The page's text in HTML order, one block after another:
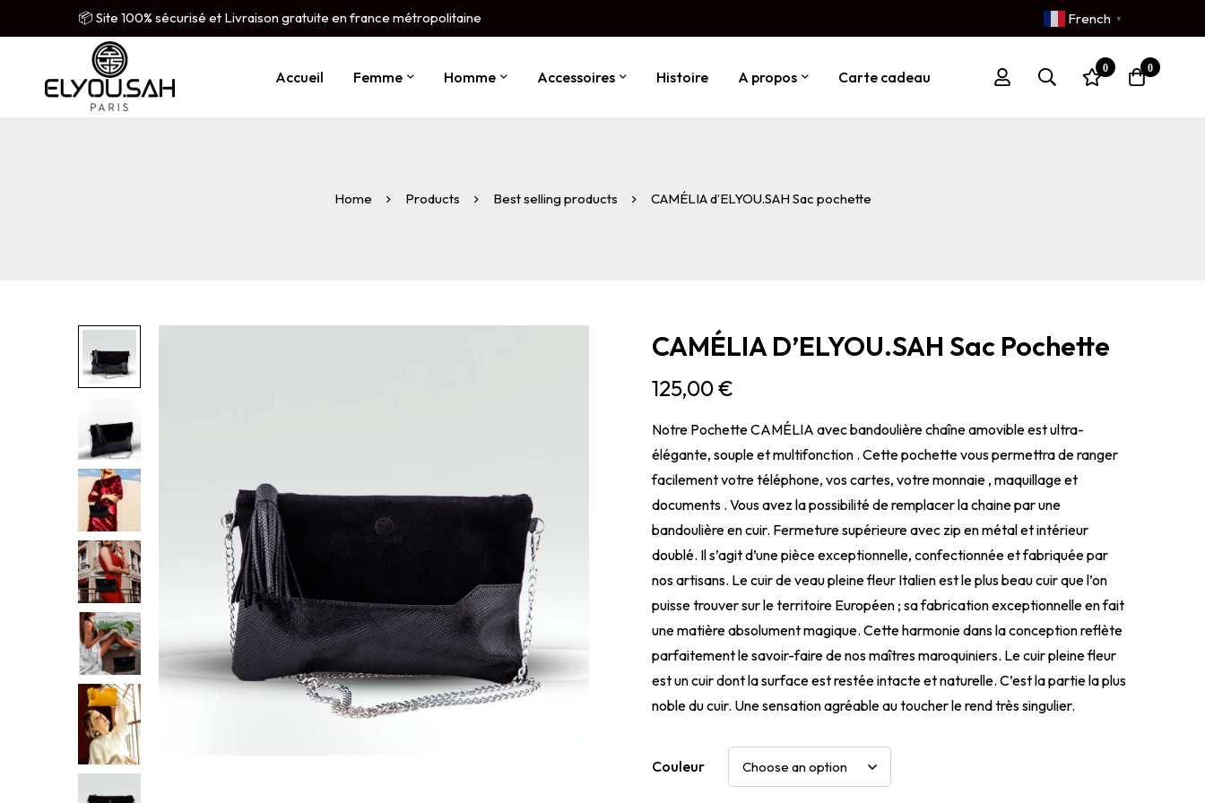
📦 Site 100% sécurisé et Livraison gratuite en france métropolitaine French ▼
Accueil Femme Homme Accessoires Histoire A propos Carte cadeau
0 0
Home Products Best selling products CAMÉLIA d’ELYOU.SAH Sac pochette
CAMÉLIA D’ELYOU.SAH Sac Pochette
125,00€
Notre Pochette CAMÉLIA avec bandoulière chaîne amovible est ultra-
élégante, souple et multifonction . Cette pochette vous permettra de ranger
facilement votre téléphone, vos cartes, votre monnaie , maquillage et
documents . Vous avez la possibilité de remplacer la chaine par une
bandoulière en cuir. Fermeture supérieure avec zip en métal et intérieur
doublé. Il s’agit d’une pièce exceptionnelle, confectionnée et fabriquée par
nos artisans. Le cuir de veau pleine fleur Italien est le plus beau cuir que l’on
puisse trouver sur le territoire Européen ; sa fabrication exceptionnelle en fait
une matière absolument magique. Cette harmonie dans la conception reflète
parfaitement le savoir-faire de nos maîtres maroquiniers. Le cuir pleine fleur
est un cuir dont la surface est restée intacte et naturelle. C’est la partie la plus
noble du cuir. Une sensation agréable au toucher le rend très singulier.
Couleur